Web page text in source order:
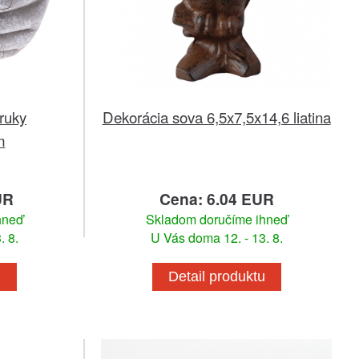
8.
Dekorácia sova 6,5x7,5x14,6 liatina
Cena: 6.04 EUR
Skladom doručíme ihneď
U Vás doma 12. - 13. 8.
Detail produktu